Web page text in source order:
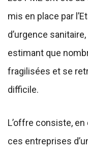
mis en place par
d’urgence
estimant que
fragilisées et se
difficile.
L’offre consiste,
ces entreprises